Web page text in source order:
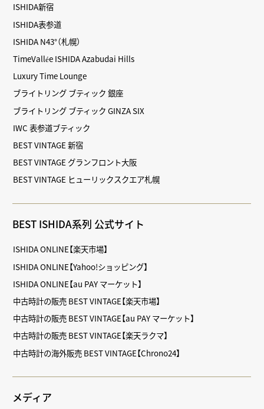
ISHIDA新宿
ISHIDA表参道
ISHIDA N43°（札幌）
TimeVallée ISHIDA Azabudai Hills
Luxury Time Lounge
ブライトリング ブティック 銀座
ブライトリング ブティック GINZA SIX
IWC 表参道ブティック
BEST VINTAGE 新宿
BEST VINTAGE グランフロント大阪
BEST VINTAGE ヒューリックスクエア札幌
BEST ISHIDA系列 公式サイト
ISHIDA ONLINE【楽天市場】
ISHIDA ONLINE【Yahoo!ショッピング】
ISHIDA ONLINE【au PAY マーケット】
中古時計の販売 BEST VINTAGE【楽天市場】
中古時計の販売 BEST VINTAGE【au PAY マーケット】
中古時計の販売 BEST VINTAGE【楽天ラクマ】
中古時計の海外販売 BEST VINTAGE【Chrono24】
メディア